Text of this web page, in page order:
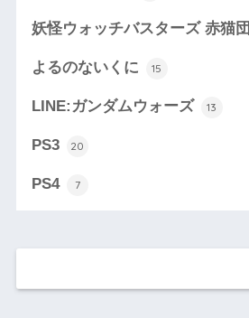
妖怪ウォッチバスターズ 赤猫団
よるのないくに 15
LINE:ガンダムウォーズ 13
PS3 20
PS4 7